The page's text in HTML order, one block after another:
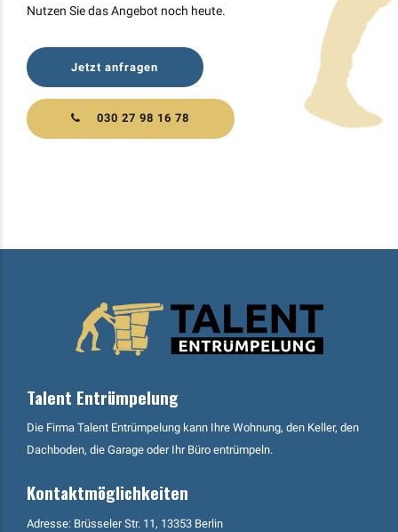
Nutzen Sie das Angebot noch heute.
Jetzt anfragen
030 27 98 16 78
Talent Entrümpelung
Die Firma Talent Entrümpelung kann Ihre Wohnung, den Keller, den
Dachboden, die Garage oder Ihr Büro entrümpeln.
Kontaktmöglichkeiten
Adresse: Brüsseler Str. 11, 13353 Berlin